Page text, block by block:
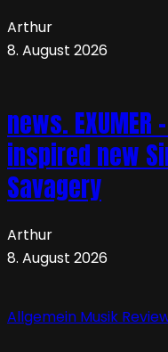
Arthur
8. August 2026
news.
inspired new
Savagery
Arthur
8. August 2026
Allgemein Musik